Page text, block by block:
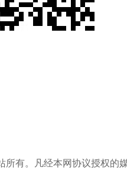
有。凡经本网协议授权的